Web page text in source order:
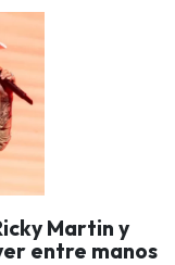
Martin y
entre manos